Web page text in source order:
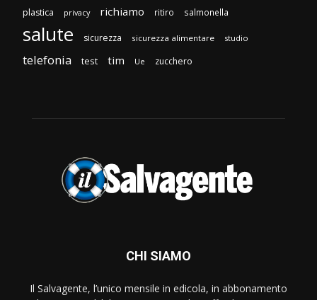
plastica privacy richiamo ritiro salmonella
salute sicurezza sicurezza alimentare studio
telefonia test tim Ue zucchero
CHI SIAMO
Il Salvagente, l’unico mensile in edicola, in abbonamento